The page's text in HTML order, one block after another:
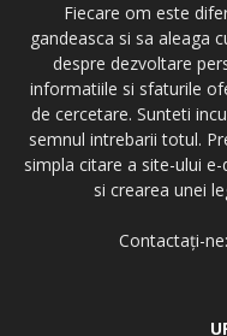
Fiecare om este
gandeasca si sa aleaga
despre dezvoltare
informatiile si sfaturile
de cercetare. Sunteti
semnul intrebarii totul.
simpla citare a site-ului
si crearea unei
Contactați-ne: